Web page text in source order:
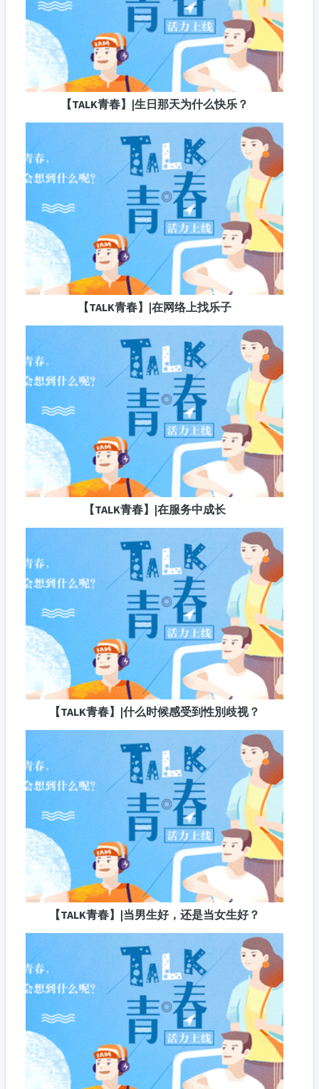
【TALK青春】|生日那天为什么快乐？
【TALK青春】|在网络上找乐子
【TALK青春】|在服务中成长
【TALK青春】|什么时候感受到性別歧视？
【TALK青春】|当男生好，还是当女生好？